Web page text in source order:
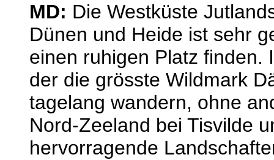
MD: Die Westküste
Dünen und Heide ist sehr
einen ruhigen Platz finden.
der die grösste Wildmark
tagelang wandern, ohne
Nord-Zeeland bei Tisvilde
hervorragende